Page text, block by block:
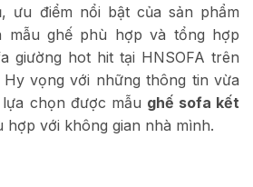
ưu điểm nổi bật của sản phẩm
mẫu ghế phù hợp và tổng hợp
giường hot hit tại HNSOFA trên
vọng với những thông tin vừa
chọn được mẫu ghế sofa kết
hợp với không gian nhà mình.